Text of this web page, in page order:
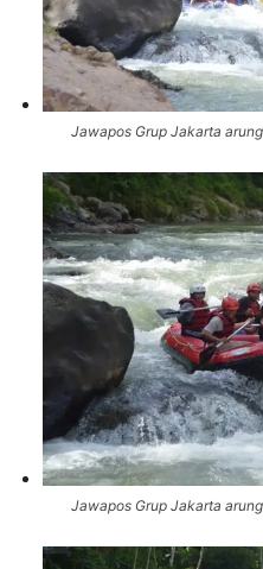
Jawapos Grup Jakarta
Jawapos Grup Jakarta